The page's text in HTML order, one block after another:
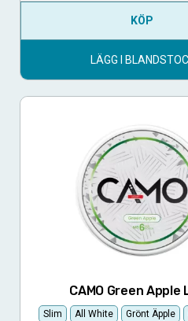
KÖP
LÄGG I
CAMO Green Apple
Slim All White Grönt Äpple